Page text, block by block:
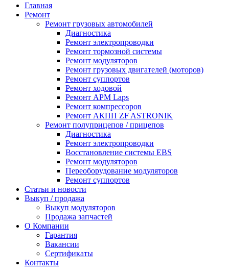
Главная
Ремонт
Ремонт грузовых автомобилей
Диагностика
Ремонт электропроводки
Ремонт тормозной системы
Ремонт модуляторов
Ремонт грузовых двигателей (моторов)
Ремонт суппортов
Ремонт ходовой
Ремонт APM Laps
Ремонт компрессоров
Ремонт АКПП ZF ASTRONIK
Ремонт полуприцепов / прицепов
Диагностика
Ремонт электропроводки
Восстановление системы EBS
Ремонт модуляторов
Переоборудование модуляторов
Ремонт суппортов
Статьи и новости
Выкуп / продажа
Выкуп модуляторов
Продажа запчастей
О Компании
Гарантия
Вакансии
Сертификаты
Контакты